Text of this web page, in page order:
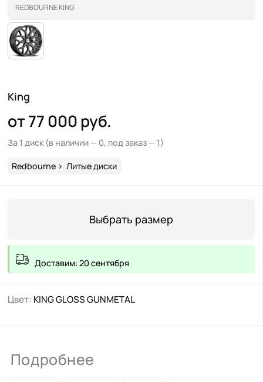
REDBOURNE KING
King
от 77 000 руб.
За 1 диск (в наличии — 0, под заказ — 1)
Redbourne > Литые диски
Выбрать размер
Доставим: 20 сентября
Цвет: KING GLOSS GUNMETAL
Подробнее